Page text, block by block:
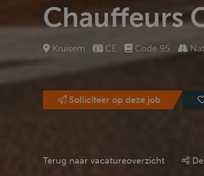
Chauffeurs
Kruisem CE Code 95
Solliciteer op deze job
Terug naar vacatureoverzicht